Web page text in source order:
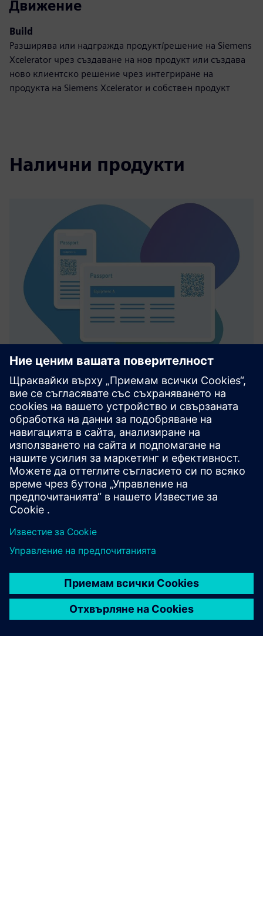
Движение
Build
Разширява или надгражда продукт/решение на Siemens
Xcelerator чрез създаване на нов продукт или създава
ново клиентско решение чрез интегриране на
продукта на Siemens Xcelerator и собствен продукт
Налични продукти
Smart Equipment Passport (SEP)
Smart Equipment Passport (SEP) е цифрова платформа,
използваща AI и усъвършенстван анализ за създаване
на цифрови идентичности за оборудване на
процесната индустрия. Той интегрира данните в една
точка на истината, подобрява качест...
Научете повече